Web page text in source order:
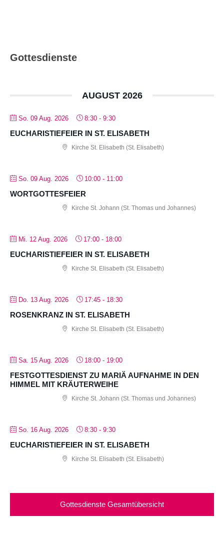
Gottesdienste
AUGUST 2026
So. 09 Aug. 2026 8:30 - 9:30
EUCHARISTIEFEIER IN ST. ELISABETH
Kirche St. Elisabeth (St. Elisabeth)
So. 09 Aug. 2026 10:00 - 11:00
WORTGOTTESFEIER
Kirche St. Johann (St. Thomas und Johannes)
Mi. 12 Aug. 2026 17:00 - 18:00
EUCHARISTIEFEIER IN ST. ELISABETH
Kirche St. Elisabeth (St. Elisabeth)
Do. 13 Aug. 2026 17:45 - 18:30
ROSENKRANZ IN ST. ELISABETH
Kirche St. Elisabeth (St. Elisabeth)
Sa. 15 Aug. 2026 18:00 - 19:00
FESTGOTTESDIENST ZU MARIÄ AUFNAHME IN DEN
HIMMEL MIT KRÄUTERWEIHE
Kirche St. Johann (St. Thomas und Johannes)
So. 16 Aug. 2026 8:30 - 9:30
EUCHARISTIEFEIER IN ST. ELISABETH
Kirche St. Elisabeth (St. Elisabeth)
Gottesdienste Gesamtübersicht